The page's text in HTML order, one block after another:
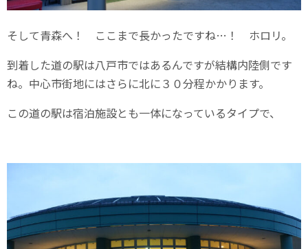
そして青森へ！ ここまで長かったですね…！ ホロリ。
到着した道の駅は八戸市ではあるんですが結構内陸側です
ね。中心市街地にはさらに北に３０分程かかります。
この道の駅は宿泊施設とも一体になっているタイプで、